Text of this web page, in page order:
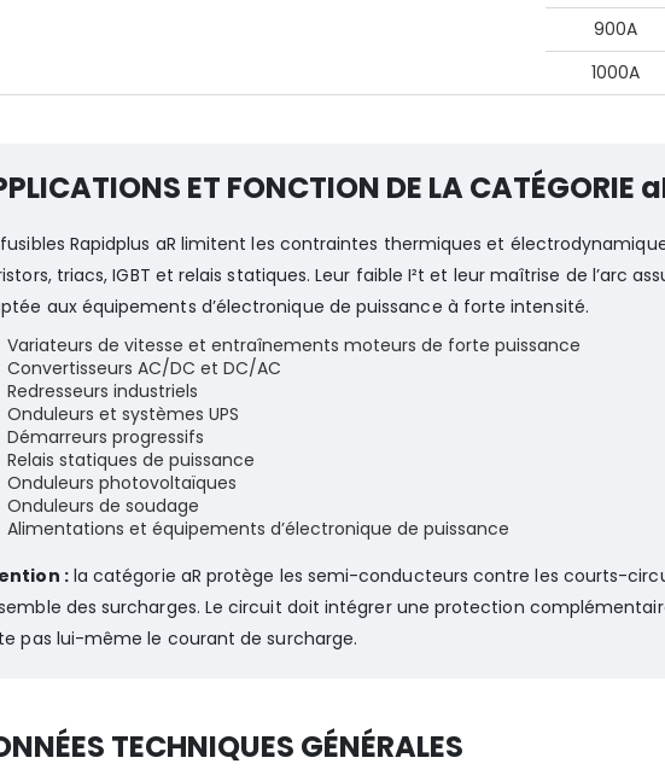
900A
1000A
ET FONCTION DE LA CATÉGORIE
fusibles Rapidplus aR limitent les contraintes thermiques et
triacs, IGBT et relais statiques. Leur faible I²t et leur maîtrise de l’arc
aux équipements d’électronique de puissance à forte intensité.
Variateurs de vitesse et entraînements moteurs de forte puissance
Convertisseurs AC/DC et DC/AC
Redresseurs industriels
Onduleurs et systèmes UPS
Démarreurs progressifs
Relais statiques de puissance
Onduleurs photovoltaïques
Onduleurs de soudage
Alimentations et équipements d’électronique de puissance
:la catégorie aR protège les semi-conducteurs contre les courts-
des surcharges. Le circuit doit intégrer une protection
pas lui-même le courant de surcharge.
TECHNIQUES GÉNÉRALES